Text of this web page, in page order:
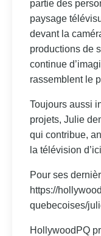
partie des
paysage
devant la
productions de
continue
rassemblent le
Toujours aussi
projets, Julie
qui contribue,
la télévision
Pour ses
https://
quebecoises/
HollywoodPQ